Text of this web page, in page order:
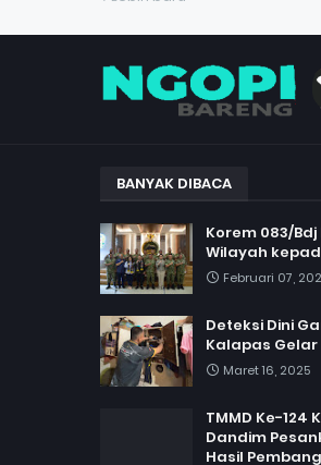
BANYAK DIBACA
Korem 083/
Wilayah
Februari 07,
Deteksi Dini
Kalapas Gelar
Maret 16, 2025
TMMD Ke-124
Dandim
Hasil